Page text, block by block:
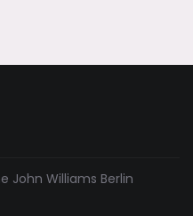
John Williams Berlin